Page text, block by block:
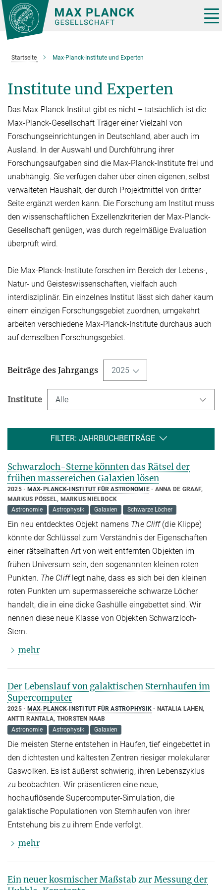
Hauptinhalt
Startseite Max-Planck-Institute und Experten
Institute und Experten
Das Max-Planck-Institut gibt es nicht – tatsächlich ist die
Max-Planck-Gesellschaft Träger einer Vielzahl von
Forschungseinrichtungen in Deutschland, aber auch im
Ausland. In der Auswahl und Durchführung ihrer
Forschungsaufgaben sind die Max-Planck-Institute frei und
unabhän­gig. Sie verfügen daher über einen eige­nen, selbst
verwalteten Haushalt, der durch Projektmit­tel von dritter
Seite er­gänzt werden kann. Die Forschung am Institut muss
den wissen­schaftlichen Exzellenzkriterien der Max-Planck-
Gesellschaft genügen, was durch regelmäßige Evaluation
überprüft wird.
Die Max-Planck-Institute forschen im Bereich der Lebens-,
Natur- und Geisteswissen­schaften, vielfach auch
interdisziplinär. Ein einzelnes Institut lässt sich daher kaum
einem einzigen Forschungsgebiet zuordnen, umgekehrt
arbeiten verschiedene Max-Planck-Institute durchaus auch
auf demselben Forschungsgebiet.
Beiträge des Jahrgangs 2025
Institute Alle
FILTER: JAHRBUCHBEITRÄGE
Schwarzloch-Sterne könnten das Rätsel der
frühen massereichen Galaxien lösen
2025 MAX-PLANCK-INSTITUT FÜR ASTRONOMIE
ANNA DE GRAAF,
MARKUS PÖSSEL, MARKUS NIELBOCK
Astronomie
Astrophysik Galaxien Schwarze Löcher
Ein neu entdecktes Objekt namens The Cliff(die Klippe)
könnte der Schlüssel zum Verständnis der Eigenschaften
einer rätselhaften Art von weit entfernten Objekten im
frühen Universum sein, den sogenannten kleinen roten
Punkten. The Clifflegt nahe, dass es sich bei den kleinen
roten Punkten um supermassereiche schwarze Löcher
handelt, die in eine dicke Gashülle eingebettet sind. Wir
nennen diese neue Klasse von Objekten Schwarzloch-
Stern.
mehr
Der Lebenslauf von galaktischen Sternhaufen im
Supercomputer
2025 MAX-PLANCK-INSTITUT FÜR ASTROPHYSIK
NATALIA LAHEN,
ANTTI RANTALA, THORSTEN NAAB
Astronomie
Astrophysik Galaxien
Die meisten Sterne entstehen in Haufen, tief eingebettet in
den dichtesten und kältesten Zentren riesiger molekularer
Gaswolken. Es ist äußerst schwierig, ihren Lebenszyklus
zu beobachten. Wir präsentieren eine neue,
hochauflösende Supercomputer-Simulation, die
galaktische Populationen von Sternhaufen von ihrer
Entstehung bis zu ihrem Ende verfolgt.
mehr
Ein neuer kosmischer Maßstab zur Messung der